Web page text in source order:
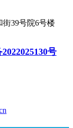
39号院6号楼
号